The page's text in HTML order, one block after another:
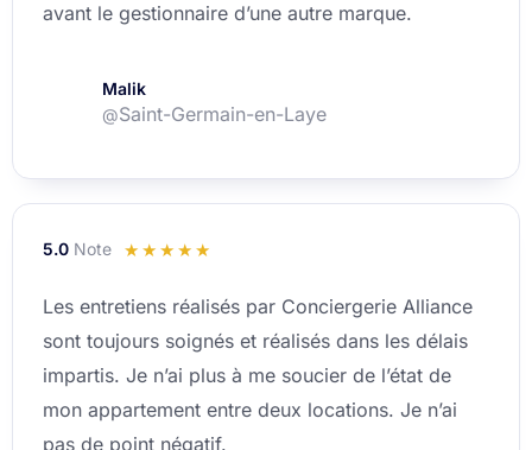
avant le gestionnaire d’une autre marque.
Malik
@Saint-Germain-en-Laye
5.0 Note ☆ ☆ ☆ ☆ ☆
sur
5
Les entretiens réalisés par Conciergerie Alliance
sont toujours soignés et réalisés dans les délais
impartis. Je n’ai plus à me soucier de l’état de
mon appartement entre deux locations. Je n’ai
pas de point négatif.